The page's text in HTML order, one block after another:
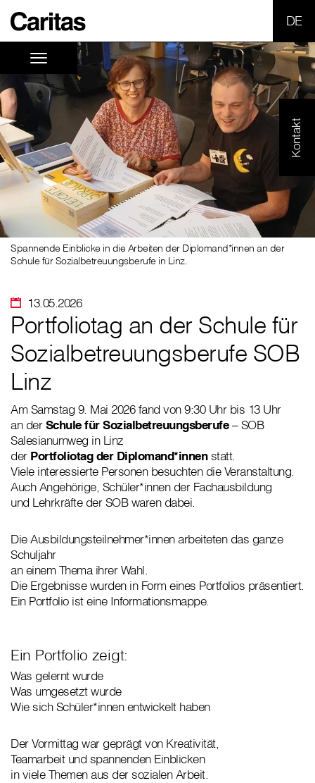
Kontakt
13.05.2026
Spannende Einblicke in die Arbeiten der Diplomand*innen an der
Schule für Sozialbetreuungsberufe in Linz.
Portfoliotag an der Schule für
Sozialbetreuungsberufe SOB
Linz
Am Samstag 9. Mai 2026 fand von 9:30 Uhr bis 13 Uhr
an derSchule für Sozialbetreuungsberufe– SOB
Salesianumweg in Linz
der Portfoliotag der Diplomand*innenstatt.
Viele interessierte Personen besuchten die Veranstaltung.
Auch Angehörige, Schüler*innen der Fachausbildung
und Lehrkräfte der SOB waren dabei.
Die Ausbildungsteilnehmer*innen arbeiteten das ganze
Schuljahr
an einem Thema ihrer Wahl.
Die Ergebnisse wurden in Form eines Portfolios präsentiert.
Ein Portfolio ist eine Informationsmappe.
Ein Portfolio zeigt:
Was gelernt wurde
Was umgesetzt wurde
Wie sich Schüler*innen entwickelt haben
Der Vormittag war geprägt von Kreativität,
Teamarbeit und spannenden Einblicken
in viele Themen aus der sozialen Arbeit.